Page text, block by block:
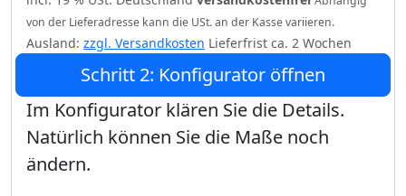
von der Lieferadresse kann die USt. an der Kasse variieren.
Ausland: zzgl. Versandkosten Lieferfrist ca. 2 Wochen
Schritt 2: Konfigurator öffnen
Im Konfigurator klären Sie die Details.
Natürlich können Sie die Maße noch
ändern.